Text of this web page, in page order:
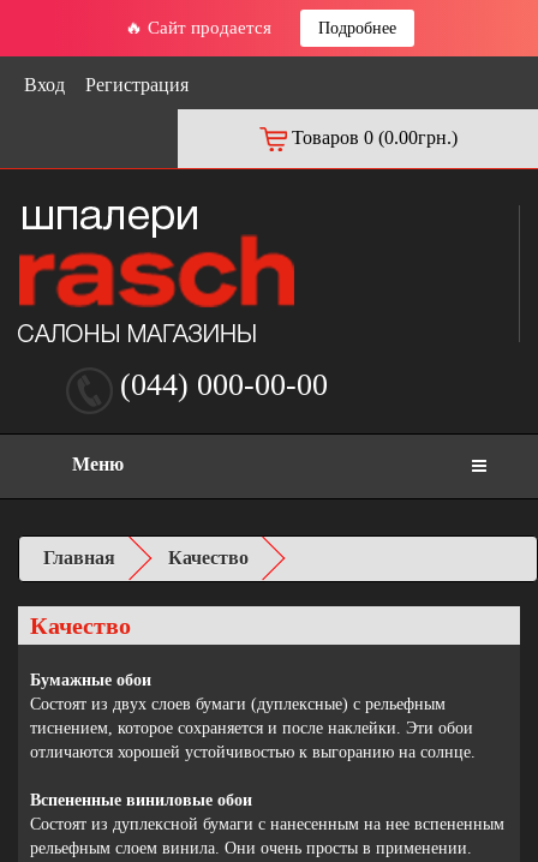
🔥 Сайт продается Подробнее
Вход Регистрация
Товаров 0 (0.00грн.)
(044) 000-00-00
Меню
Главная Качество
Качество
Бумажные обои
Состоят из двух слоев бумаги (дуплексные) с рельефным
тиснением, которое сохраняется и после наклейки. Эти обои
отличаются хорошей устойчивостью к выгоранию на солнце.
Вспененные виниловые обои
Состоят из дуплексной бумаги с нанесенным на нее вспененным
рельефным слоем винила. Они очень просты в применении.